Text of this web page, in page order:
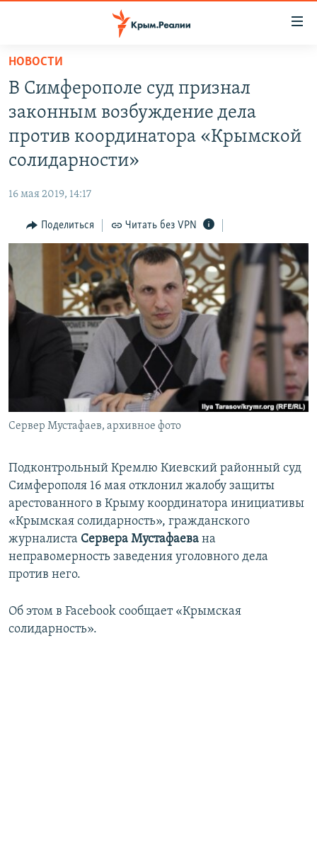
Вернуться
основному
содержанию
главной
Вернутся
поиску
НОВОСТИ
СПЕЦПРОЕКТЫ
ИНФОГРАФИКА
ТЕЛЕПРОЕКТ КРЫМ.РЕАЛИИ
СОВЕТЫ ПРАВОЗАЩИТНИКОВ
ПРОПАВШИЕ БЕЗ ВЕСТИ
ПОБЕДИТЕЛЕЙ НЕ СУДЯТ?
КРЫМ.НЕПОКОРЕННЫЙ
УКРАИНСКАЯ ПРОБЛЕМА КРЫМА
РАДІО СВОБОДА
КАК ОБОЙТИ БЛОКИРОВКУ
Українською
Qırımtatar
ПРИСОЕДИНЯЙТЕСЬ!
Все сайты RFE/RL
НОВОСТИ
В Симферополе суд признал
законным возбуждение дела
против координатора «Крымской
солидарности»
16 мая 2019, 14:17
Поделиться Читать без VPN
Сервер Мустафаев, архивное фото
Подконтрольный Кремлю Киевский районный суд
Симферополя 16 мая отклонил жалобу защиты
арестованного в Крыму координатора инициативы
«Крымская солидарность», гражданского
журналиста Сервера Мустафаева на
неправомерность заведения уголовного дела
против него.
Об этом в Facebook сообщает «Крымская
солидарность».